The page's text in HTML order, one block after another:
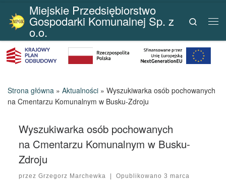
Przejdź do treści
Miejskie Przedsiębiorstwo
Gospodarki Komunalnej Sp. z
o.o.
Search
Strona główna » Aktualności » Wyszukiwarka osób pochowanych
na Cmentarzu Komunalnym w Busku-Zdroju
Wyszukiwarka osób pochowanych
na Cmentarzu Komunalnym w Busku-
Zdroju
przezGrzegorz Marchewka | Opublikowano 3 marca